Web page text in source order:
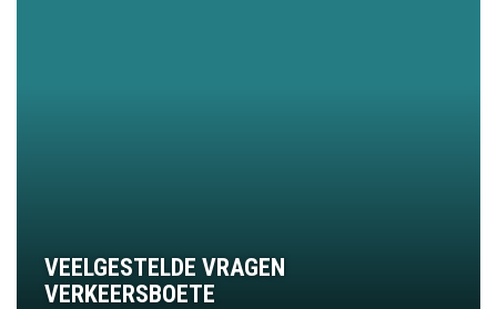
VEELGESTELDE VRAGEN
VERKEERSBOETE